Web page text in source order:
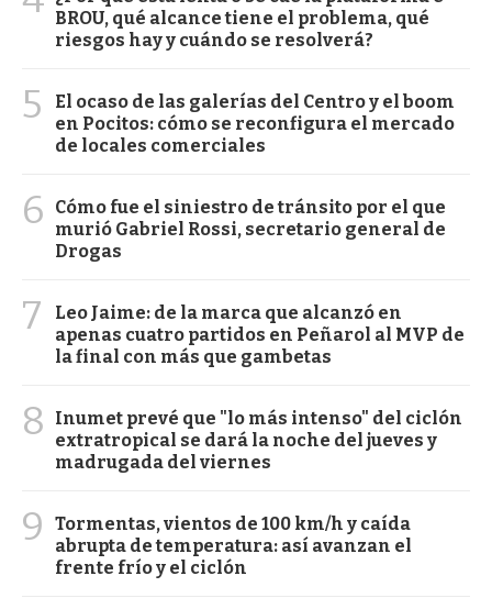
BROU, qué alcance tiene el problema, qué
riesgos hay y cuándo se resolverá?
5
El ocaso de las galerías del Centro y el boom
en Pocitos: cómo se reconfigura el mercado
de locales comerciales
6
Cómo fue el siniestro de tránsito por el que
murió Gabriel Rossi, secretario general de
Drogas
7
Leo Jaime: de la marca que alcanzó en
apenas cuatro partidos en Peñarol al MVP de
la final con más que gambetas
8
Inumet prevé que "lo más intenso" del ciclón
extratropical se dará la noche del jueves y
madrugada del viernes
9
Tormentas, vientos de 100 km/h y caída
abrupta de temperatura: así avanzan el
frente frío y el ciclón